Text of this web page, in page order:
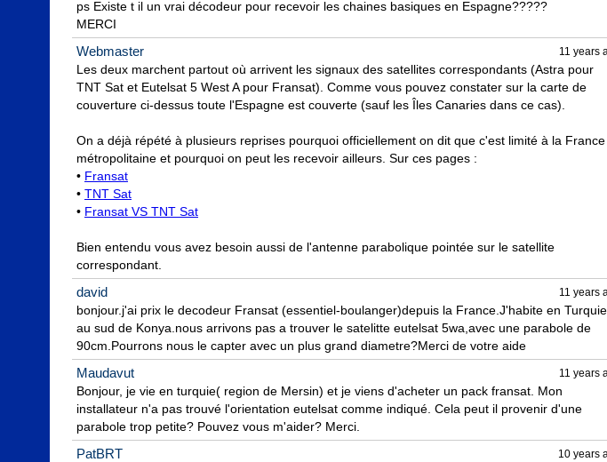
ps Existe t il un vrai décodeur pour recevoir les chaines basiques en Espagne?????
MERCI
11 years
Webmaster
Les deux marchent partout où arrivent les signaux des satellites correspondants (Astra pour
TNT Sat et Eutelsat 5 West A pour Fransat). Comme vous pouvez constater sur la carte de
couverture ci-dessus toute l'Espagne est couverte (sauf les Îles Canaries dans ce cas).
On a déjà répété à plusieurs reprises pourquoi officiellement on dit que c'est limité à la France
métropolitaine et pourquoi on peut les recevoir ailleurs. Sur ces pages :
• Fransat
• TNT Sat
• Fransat VS TNT Sat
Bien entendu vous avez besoin aussi de l'antenne parabolique pointée sur le satellite
correspondant.
11 years
david
bonjour.j'ai prix le decodeur Fransat (essentiel-boulanger)depuis la France.J'habite en Turquie
au sud de Konya.nous arrivons pas a trouver le satelitte eutelsat 5wa,avec une parabole de
90cm.Pourrons nous le capter avec un plus grand diametre?Merci de votre aide
11 years
Maudavut
Bonjour, je vie en turquie( region de Mersin) et je viens d'acheter un pack fransat. Mon
installateur n'a pas trouvé l'orientation eutelsat comme indiqué. Cela peut il provenir d'une
parabole trop petite? Pouvez vous m'aider? Merci.
10 years
PatBRT